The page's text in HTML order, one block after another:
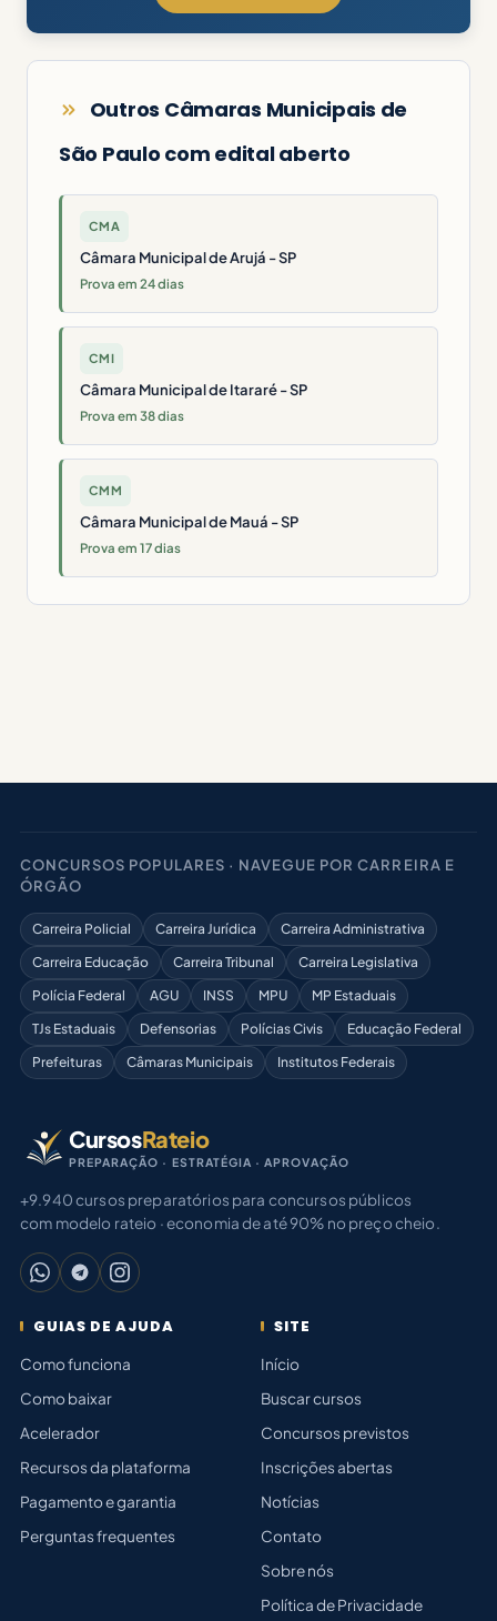
Outros Câmaras Municipais de
São Paulo com edital aberto
CMA
Câmara Municipal de Arujá - SP
Prova em 24 dias
CMI
Câmara Municipal de Itararé - SP
Prova em 38 dias
CMM
Câmara Municipal de Mauá - SP
Prova em 17 dias
CONCURSOS POPULARES · NAVEGUE POR CARREIRA E
ÓRGÃO
Carreira Policial Carreira Jurídica
Carreira Administrativa
Carreira Educação
Carreira Tribunal
Carreira Legislativa
Polícia Federal
AGU INSS MPU
MP Estaduais
TJs Estaduais
Defensorias Polícias Civis
Educação Federal
Prefeituras
Câmaras Municipais Institutos Federais
CursosRateio
PREPARAÇÃO · ESTRATÉGIA · APROVAÇÃO
+9.940 cursos preparatórios para concursos públicos
com modelo rateio · economia de até 90% no preço cheio.
GUIAS DE AJUDA
Como funciona
Como baixar
Acelerador
Recursos da plataforma
Pagamento e garantia
Perguntas frequentes
SITE
Início
Buscar cursos
Concursos previstos
Inscrições abertas
Notícias
Contato
Sobre nós
Política de Privacidade